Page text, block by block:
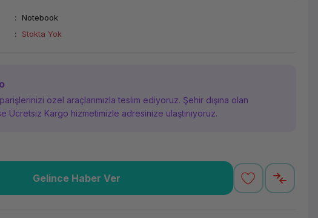
Notebook
Stokta Yok
özel araçlarımızla teslim ediyoruz. Şehir dışına olan
Ücretsiz Kargo hizmetimizle adresinize ulaştırııyoruz.
Gelince Haber Ver